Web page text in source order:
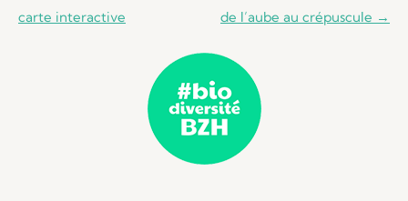
carte interactive
de l’aube au crépuscule →